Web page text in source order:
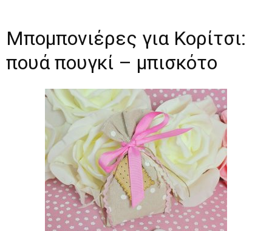
Μπομπονιέρες για Κορίτσι:
πουά πουγκί – μπισκότο